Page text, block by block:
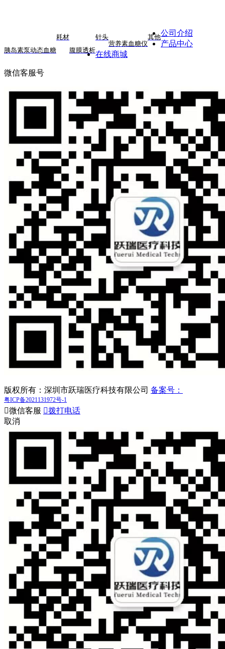
胰岛素泵动态血糖
耗材
腹膜透析
针头
营养素血糖仪
其他公司介绍
产品中心
在线商城
微信客服号
版权所有：深圳市跃瑞医疗科技有限公司 备案号：
粤ICP备2021131972号-1
微信客服 拨打电话
取消